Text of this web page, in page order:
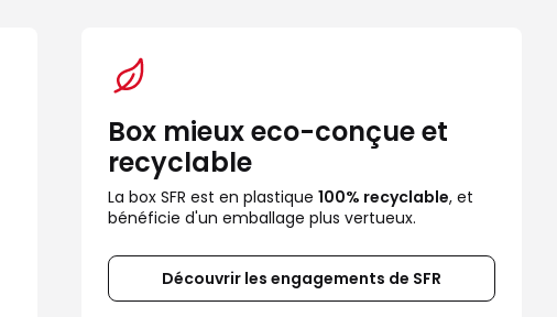
Box mieux eco-conçue et
recyclable
La box SFR est en plastique 100% recyclable, et
bénéficie d'un emballage plus vertueux.
Découvrir les engagements de SFR